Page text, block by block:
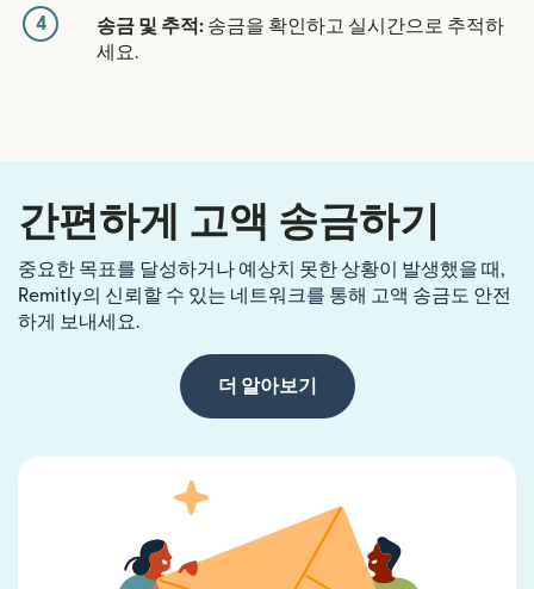
4 송금 및 추적: 송금을 확인하고 실시간으로 추적하
세요.
간편하게 고액 송금하기
중요한 목표를 달성하거나 예상치 못한 상황이 발생했을 때,
Remitly의 신뢰할 수 있는 네트워크를 통해 고액 송금도 안전
하게 보내세요.
더 알아보기